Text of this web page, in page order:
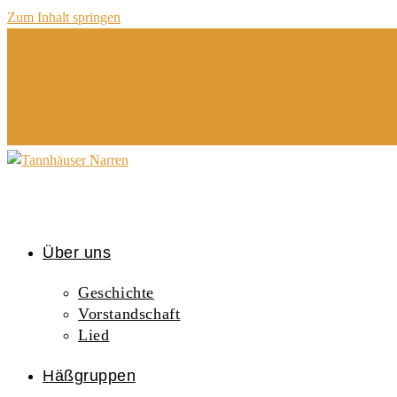
Zum Inhalt springen
Über uns
Geschichte
Vorstandschaft
Lied
Häßgruppen